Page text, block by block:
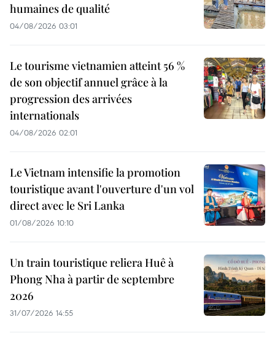
humaines de qualité
04/08/2026 03:01
Le tourisme vietnamien atteint 56 %
de son objectif annuel grâce à la
progression des arrivées
internationals
04/08/2026 02:01
Le Vietnam intensifie la promotion
touristique avant l'ouverture d'un vol
direct avec le Sri Lanka
01/08/2026 10:10
Un train touristique reliera Huê à
Phong Nha à partir de septembre
2026
31/07/2026 14:55